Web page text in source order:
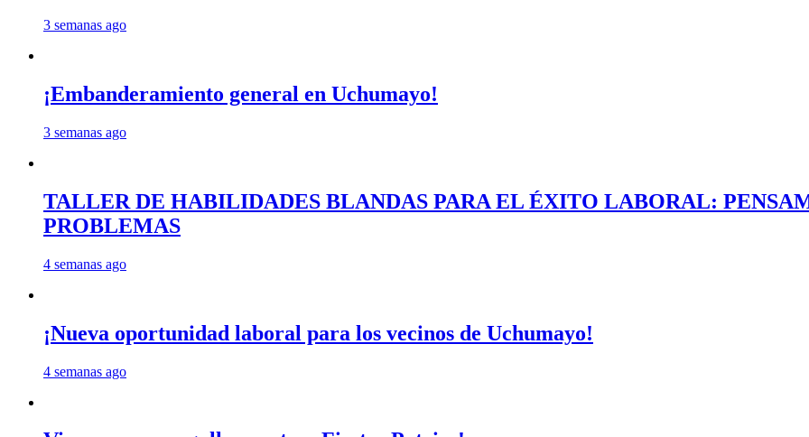
3 semanas ago
¡Embanderamiento general en Uchumayo!
3 semanas ago
TALLER DE HABILIDADES BLANDAS PARA EL ÉXITO LABORAL:
PROBLEMAS
4 semanas ago
¡Nueva oportunidad laboral para los vecinos de Uchumayo!
4 semanas ago